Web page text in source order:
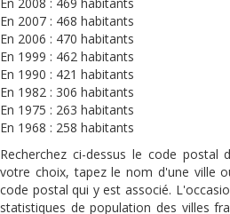
En 2008 : 469 habitants
En 2007 : 468 habitants
En 2006 : 470 habitants
En 1999 : 462 habitants
En 1990 : 421 habitants
En 1982 : 306 habitants
En 1975 : 263 habitants
En 1968 : 258 habitants
Recherchez ci-dessus le code postal
votre choix, tapez le nom d'une ville
code postal qui y est associé.
statistiques de population des villes